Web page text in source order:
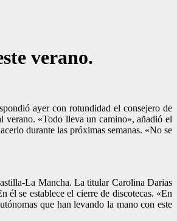
verano.
ayer con rotundidad el consejero de
verano. «Todo lleva un camino», añadió el
durante las próximas semanas. «No se
La Mancha. La titular Carolina Darias
se establece el cierre de discotecas. «En
que han levando la mano con este